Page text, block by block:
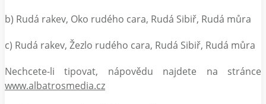
b) Rudá rakev, Oko rudého cara, Rudá Sibiř, Rudá můra
c) Rudá rakev, Žezlo rudého cara, Rudá Sibiř, Rudá můra
Nechcete-li tipovat, nápovědu najdete na stránce
www.albatrosmedia.cz